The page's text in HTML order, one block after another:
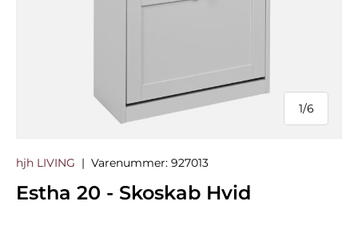
1/
af
6
hjh LIVING | Varenummer: 927013
Estha 20 - Skoskab Hvid